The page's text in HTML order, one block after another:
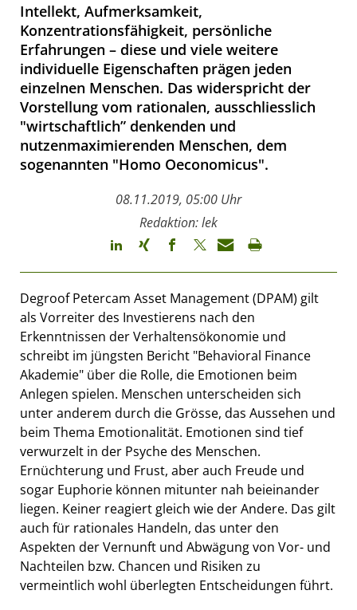
Intellekt, Aufmerksamkeit,
Konzentrationsfähigkeit, persönliche
Erfahrungen – diese und viele weitere
individuelle Eigenschaften prägen jeden
einzelnen Menschen. Das widerspricht der
Vorstellung vom rationalen, ausschliesslich
"wirtschaftlich” denkenden und
nutzenmaximierenden Menschen, dem
sogenannten "Homo Oeconomicus".
08.11.2019, 05:00 Uhr
Redaktion: lek
Degroof Petercam Asset Management (DPAM) gilt
als Vorreiter des Investierens nach den
Erkenntnissen der Verhaltensökonomie und
schreibt im jüngsten Bericht "Behavioral Finance
Akademie" über die Rolle, die Emotionen beim
Anlegen spielen. Menschen unterscheiden sich
unter anderem durch die Grösse, das Aussehen und
beim Thema Emotionalität. Emotionen sind tief
verwurzelt in der Psyche des Menschen.
Ernüchterung und Frust, aber auch Freude und
sogar Euphorie können mitunter nah beieinander
liegen. Keiner reagiert gleich wie der Andere. Das gilt
auch für rationales Handeln, das unter den
Aspekten der Vernunft und Abwägung von Vor- und
Nachteilen bzw. Chancen und Risiken zu
vermeintlich wohl überlegten Entscheidungen führt.